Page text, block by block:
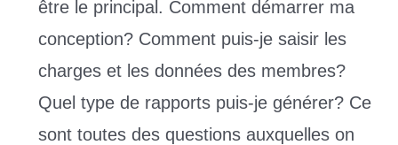
être le principal. Comment démarrer ma
conception? Comment puis-je saisir les
charges et les données des membres?
Quel type de rapports puis-je générer? Ce
sont toutes des questions auxquelles on